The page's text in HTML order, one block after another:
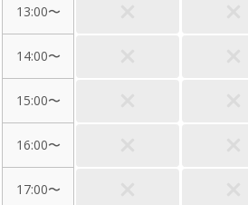
13:00〜
14:00〜
15:00〜
16:00〜
17:00〜